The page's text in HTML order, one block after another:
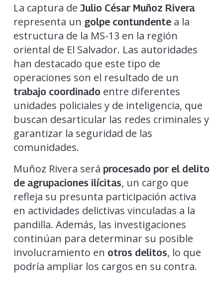
La captura de Julio César Muñoz Rivera
representa un golpe contundentea la
estructura de la MS-13 en la región
oriental de El Salvador. Las autoridades
han destacado que este tipo de
operaciones son el resultado de un
trabajo coordinado entre diferentes
unidades policiales y de inteligencia, que
buscan desarticular las redes criminales y
garantizar la seguridad de las
comunidades.
Muñoz Rivera será procesado por el delito
de agrupaciones ilícitas, un cargo que
refleja su presunta participación activa
en actividades delictivas vinculadas a la
pandilla. Además, las investigaciones
continúan para determinar su posible
involucramiento en otros delitos, lo que
podría ampliar los cargos en su contra.